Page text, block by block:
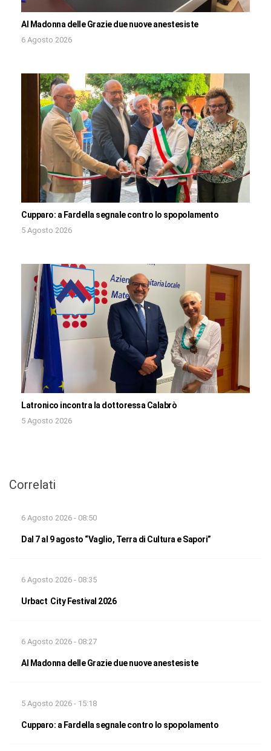
Al Madonna delle Grazie due nuove anestesiste
6 Agosto 2026
Cupparo: a Fardella segnale contro lo spopolamento
5 Agosto 2026
Latronico incontra la dottoressa Calabrò
5 Agosto 2026
Correlati
6 Agosto 2026 - 08:50
Dal 7 al 9 agosto “Vaglio, Terra di Cultura e Sapori”
6 Agosto 2026 - 08:35
Urbact City Festival 2026
6 Agosto 2026 - 08:27
Al Madonna delle Grazie due nuove anestesiste
5 Agosto 2026 - 15:18
Cupparo: a Fardella segnale contro lo spopolamento